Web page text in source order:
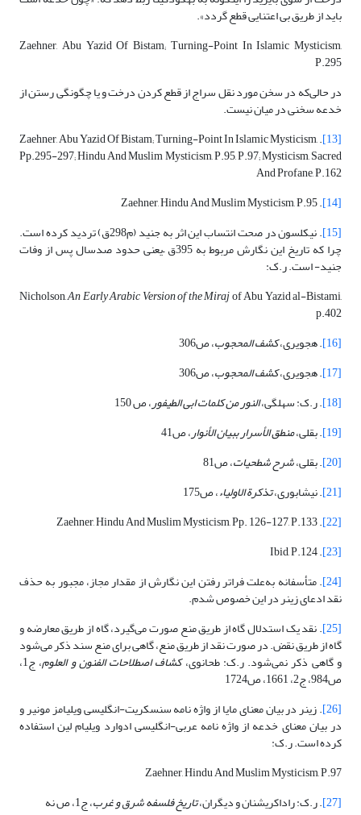
باید از طریق بی اعتنایی قطع گردد».
Zaehner, Abu Yazid Of Bistam; Turning-Point In Islamic Mysticism,
P.295
در حالی‌که در سخن مورد نقل سراج از قطع کردن درخت و یا چگونگی رستن از
خدعه سخنی در میان نیست.
[13]
. Zaehner, Abu Yazid Of Bistam; Turning-Point In Islamic Mysticism,
Pp.295-297; Hindu And Muslim Mysticism, P.95, P.97; Mysticism, Sacred
And Profane, P.162
[14]
. Zaehner, Hindu And Muslim Mysticism, P.95
[15]
. نیکلسون در صحت انتساب این اثر به جنید (م298ق) تردید کرده است.
چرا که تاریخ این نگارش مربوط به 395ق –یعنی حدود صدسال پس از وفات
جنید- است. ر.ک:
Nicholson,An Early Arabic Version of the Mirajof Abu Yazid al-Bistami,
p.402
[16]
. هجویری،کشف المحجوب، ص306
[17]
. هجویری،کشف المحجوب، ص306
[18]
. ر.ک: سهلگی،النور من کلمات ابی الطیفور، ص 150
[19]
. بقلی،منطق الأسرار ببیان الأنوار، ص41
[20]
. بقلی،شرح شطحیات، ص81
[21]
. نیشابوری،تذکرة الاولیاء، ص175
[22]
. Zaehner, Hindu And Muslim Mysticism, Pp. 126-127, P.133
[23]
. Ibid, P.124
[24]
. متأسفانه به‌علت فراتر رفتن این نگارش از مقدار مجاز، مجبور به حذف
نقد ادعای زینر در این خصوص شدم.
[25]
. نقد یک استدلال گاه از طریق منع صورت می‌گیرد، گاه از طریق معارضه و
گاه از طریق نقض. در صورت نقد از طریق منع، گاهی برای منع سند ذکر می‌شود
و گاهی ذکر نمی‌شود. ر.ک: طحانوی،کشاف اصطلاحات الفنون و العلوم ، ج1،
ص984، ج2، 1661، ص1724
[26]
. زینر در بیان معنای مایا از واژه نامه سنسکریت-انگلیسی ویلیامز مونیر و
در بیان معنای خدعه از واژه نامه عربی-انگلیسی ادوارد ویلیام لین استفاده
کرده است. ر.ک:
Zaehner, Hindu And Muslim Mysticism, P.97
[27]
. ر.ک: راداکریشنان و دیگران،تاریخ فلسفه شرق و غرب، ج1، ص نه